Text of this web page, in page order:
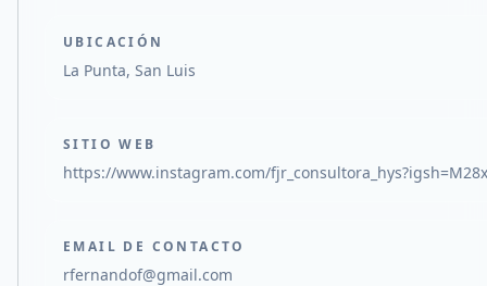
UBICACIÓN
La Punta, San Luis
SITIO WEB
https://www.instagram.com/
EMAIL DE CONTACTO
rfernandof@gmail.com